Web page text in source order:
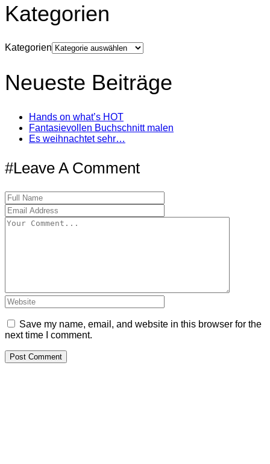
Kategorien
Kategorien
Neueste Beiträge
Hands on what’s HOT
Fantasievollen Buchschnitt malen
Es weihnachtet sehr…
#Leave A Comment
Save my name, email, and website in this browser for the
next time I comment.